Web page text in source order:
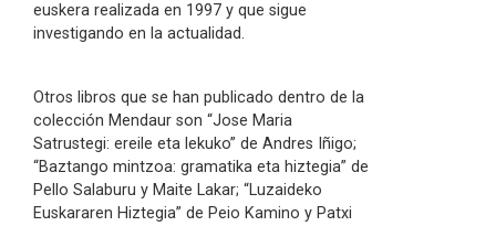
euskera realizada en 1997 y que sigue
investigando en la actualidad.
Otros libros que se han publicado dentro de la
colección Mendaur son “Jose Maria
Satrustegi: ereile eta lekuko” de Andres Iñigo;
“Baztango mintzoa: gramatika eta hiztegia” de
Pello Salaburu y Maite Lakar; “Luzaideko
Euskararen Hiztegia” de Peio Kamino y Patxi